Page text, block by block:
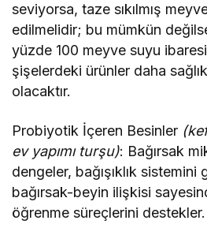
seviyorsa, taze sıkılmış
edilmelidir; bu mümkün
yüzde 100 meyve suyu
şişelerdeki ürünler daha
olacaktır.
Probiyotik İçeren Besinler
ev yapımı turşu): Bağırsak
dengeler, bağışıklık sistemini
bağırsak-beyin ilişkisi
öğrenme süreçlerini destekler.